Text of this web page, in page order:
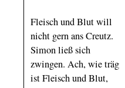
Fleisch und Blut will
nicht gern ans Creutz.
Simon ließ sich
zwingen. Ach, wie träg
ist Fleisch und Blut,